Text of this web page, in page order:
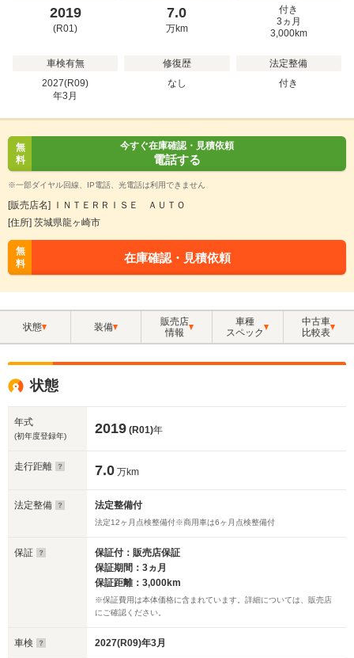
2019
(R01)
7.0
万km
付き
3ヵ月
3,000km
車検有無
2027(R09)
年3 月
修復歴
なし
法定整備
付き
無
料
今すぐ在庫確認・見積依頼
電話する
※一部ダイヤル回線、IP電話、光電話は利用できません
[販売店名] ＩＮＴＥＲＲＩＳＥ ＡＵＴＯ
[住所] 茨城県龍ヶ崎市
無
料
在庫確認・見積依頼
状態 装備
販売店
情報
車種
スペック
中古車
比較表
状態
年式
(初年度登録年) 2019 (R01)年
走行距離 7.0 万km
法定整備 法定整備付
法定12ヶ月点検整備付※商用車は6ヶ月点検整備付
保証
保証付：販売店保証
保証期間：3ヵ月
保証距離：3,000km
※保証費用は本体価格に含まれています。詳細については、販売店
にご確認ください。
車検 2027(R09)年3月